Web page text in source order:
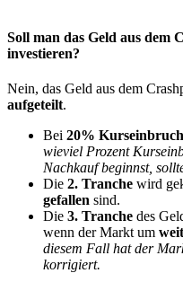
Soll man das Geld aus dem
investieren?
Nein, das Geld aus dem
aufgeteilt.
Bei 20% Kurseinbruch
wieviel Prozent
Nachkauf beginnst,
Die 2. Tranche wird
gefallen sind.
Die 3. Tranche des
wenn der Markt um
diesem Fall hat der
korrigiert.